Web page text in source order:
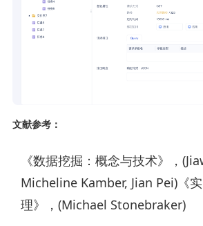
文献参考：
《数据挖掘：概念与技术》，
Micheline Kamber, Jian Pei)《
理》，(Michael Stonebraker)